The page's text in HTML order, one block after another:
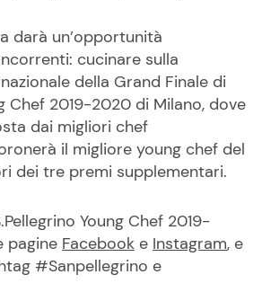
darà un’opportunità
cucinare sulla
della Grand Finale di
Chef 2019-2020 di Milano, dove
dai migliori chef
il migliore young chef del
dei tre premi supplementari.
Young Chef 2019-
pagine Facebook e Instagram, e
#Sanpellegrino e